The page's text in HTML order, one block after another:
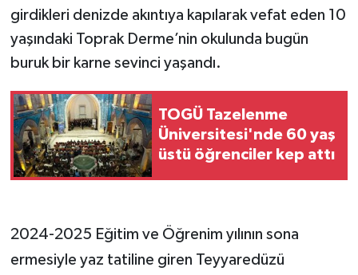
girdikleri denizde akıntıya kapılarak vefat eden 10
yaşındaki Toprak Derme’nin okulunda bugün
buruk bir karne sevinci yaşandı.
TOGÜ Tazelenme
Üniversitesi'nde 60 yaş
üstü öğrenciler kep attı
2024-2025 Eğitim ve Öğrenim yılının sona
ermesiyle yaz tatiline giren Teyyaredüzü